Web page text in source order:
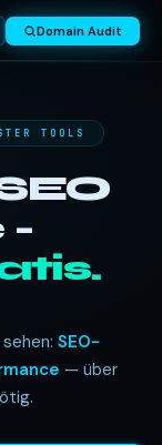
Domain Audit
TOOLS
-
SEO-
— über